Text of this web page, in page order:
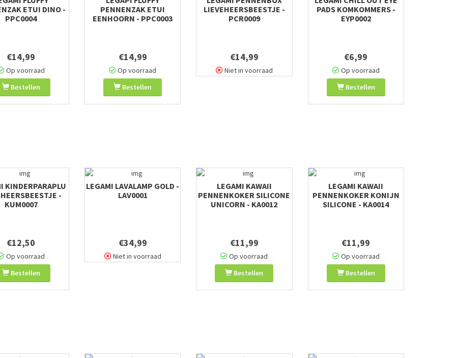
ETUI DINO -
PPC0004
€14,99
Op voorraad
Bestellen
PENNENZAK ETUI
EENHOORN - PPC0003
€14,99
Op voorraad
Bestellen
LIEVEHEERSBEESTJE -
PCR0009
€14,99
Niet in voorraad
PADS KOMKOMMERS -
EYP0002
€6,99
Op voorraad
Bestellen
KINDERPARAPLU
-
KUM0007
€12,50
Op voorraad
Bestellen
LEGAMI LAVALAMP GOLD -
LAV0001
€34,99
Niet in voorraad
LEGAMI KAWAII
PENNENKOKER SILICONE
UNICORN - KA0012
€11,99
Op voorraad
Bestellen
LEGAMI KAWAII
PENNENKOKER KONIJN
SILICONE - KA0014
€11,99
Op voorraad
Bestellen